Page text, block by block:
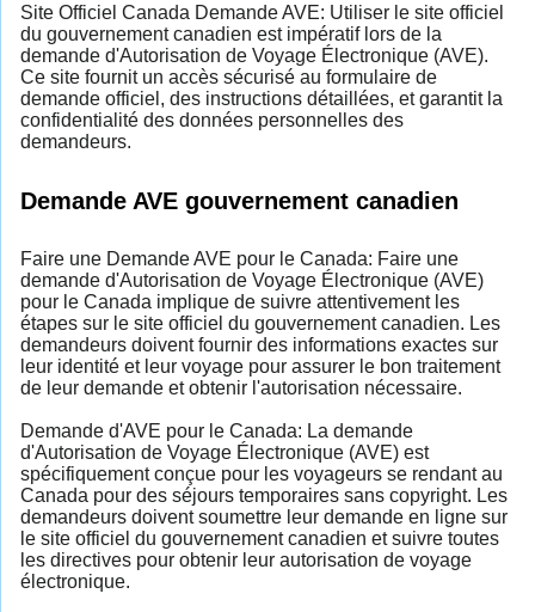
Site Officiel Canada Demande AVE: Utiliser le site officiel
du gouvernement canadien est impératif lors de la
demande d'Autorisation de Voyage Électronique (AVE).
Ce site fournit un accès sécurisé au formulaire de
demande officiel, des instructions détaillées, et garantit la
confidentialité des données personnelles des
demandeurs.
Demande AVE gouvernement canadien
Faire une Demande AVE pour le Canada: Faire une
demande d'Autorisation de Voyage Électronique (AVE)
pour le Canada implique de suivre attentivement les
étapes sur le site officiel du gouvernement canadien. Les
demandeurs doivent fournir des informations exactes sur
leur identité et leur voyage pour assurer le bon traitement
de leur demande et obtenir l'autorisation nécessaire.
Demande d'AVE pour le Canada: La demande
d'Autorisation de Voyage Électronique (AVE) est
spécifiquement conçue pour les voyageurs se rendant au
Canada pour des séjours temporaires sans copyright. Les
demandeurs doivent soumettre leur demande en ligne sur
le site officiel du gouvernement canadien et suivre toutes
les directives pour obtenir leur autorisation de voyage
électronique.